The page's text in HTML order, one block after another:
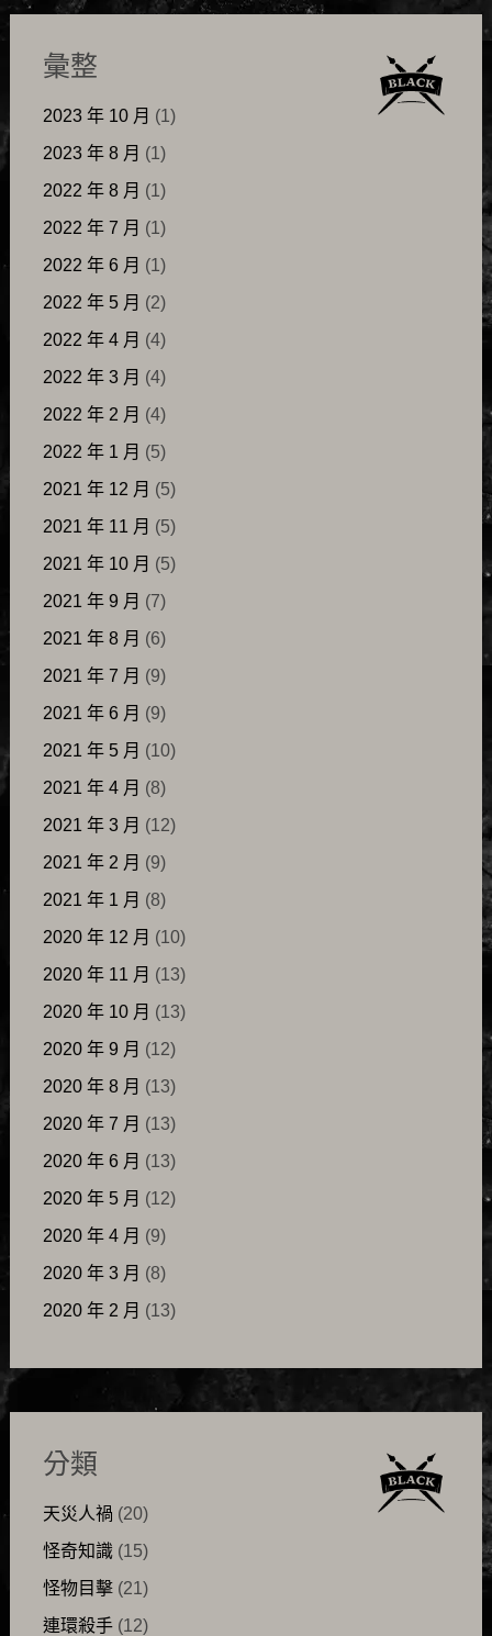
彙整
2023 年 10 月 (1)
2023 年 8 月 (1)
2022 年 8 月 (1)
2022 年 7 月 (1)
2022 年 6 月 (1)
2022 年 5 月 (2)
2022 年 4 月 (4)
2022 年 3 月 (4)
2022 年 2 月 (4)
2022 年 1 月 (5)
2021 年 12 月 (5)
2021 年 11 月 (5)
2021 年 10 月 (5)
2021 年 9 月 (7)
2021 年 8 月 (6)
2021 年 7 月 (9)
2021 年 6 月 (9)
2021 年 5 月 (10)
2021 年 4 月 (8)
2021 年 3 月 (12)
2021 年 2 月 (9)
2021 年 1 月 (8)
2020 年 12 月 (10)
2020 年 11 月 (13)
2020 年 10 月 (13)
2020 年 9 月 (12)
2020 年 8 月 (13)
2020 年 7 月 (13)
2020 年 6 月 (13)
2020 年 5 月 (12)
2020 年 4 月 (9)
2020 年 3 月 (8)
2020 年 2 月 (13)
分類
天災人禍 (20)
怪奇知識(15)
怪物目擊(21)
連環殺手(12)